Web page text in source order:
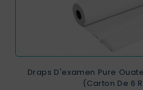
Draps D'examen Pure
(carton De 6